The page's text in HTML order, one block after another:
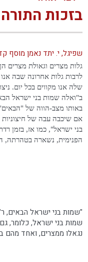
בזכות
שפיגל, י. יתד נאמן מוסף קדש גליון 17 וארא
גלות מצרים וגאולת מצרים
לרבות גלות אחרונה שבה אנו
שלה אנו מקווים בכל יום.
ב"ואלה שמות בני ישראל
באותו מצב-הווה של
אם שיכבה עבה של
בני ישראל", כמו אז, בזמן
הפנימית, נשארה בטהרתה,
"שמות בני ישראל הבאים,
שמות בני ישראל, כלומר,
נגאלו ממצרים, ואחד